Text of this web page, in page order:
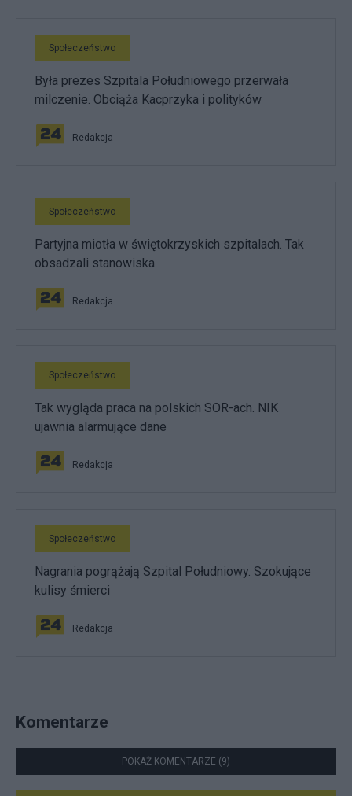
Społeczeństwo
Była prezes Szpitala Południowego przerwała
milczenie. Obciąża Kacprzyka i polityków
Redakcja
Społeczeństwo
Partyjna miotła w świętokrzyskich szpitalach. Tak
obsadzali stanowiska
Redakcja
Społeczeństwo
Tak wygląda praca na polskich SOR-ach. NIK
ujawnia alarmujące dane
Redakcja
Społeczeństwo
Nagrania pogrążają Szpital Południowy. Szokujące
kulisy śmierci
Redakcja
Komentarze
POKAŻ KOMENTARZE (9)